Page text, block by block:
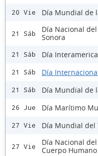
20 Vie Día Mundial de
21 Sáb
Día Nacional
Sonora
21 Sáb Día
21 Sáb Día
21 Sáb Día Mundial de
26 Jue Día Marítimo
27 Vie Día Mundial del
27 Vie
Día Nacional
Cuerpo Humano